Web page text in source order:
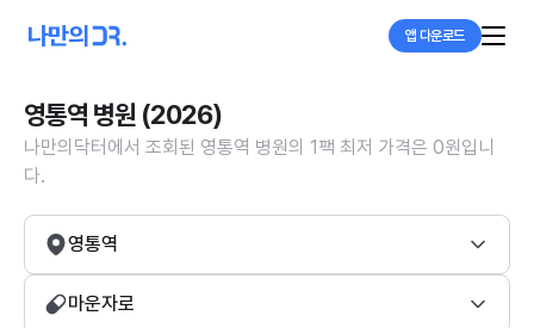
앱 다운로드
영통역 병원 (2026)
나만의닥터에서 조회된 영통역 병원의 1팩 최저 가격은 0원입니
다.
영통역
마운자로